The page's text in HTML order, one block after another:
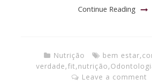
Continue Reading
Nutrição bem estar,
verdade,fit,nutrição,
Leave a comment